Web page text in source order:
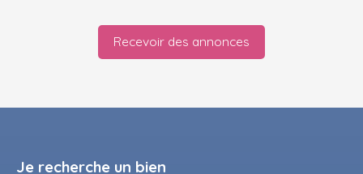
Recevoir des annonces
Je recherche un bien